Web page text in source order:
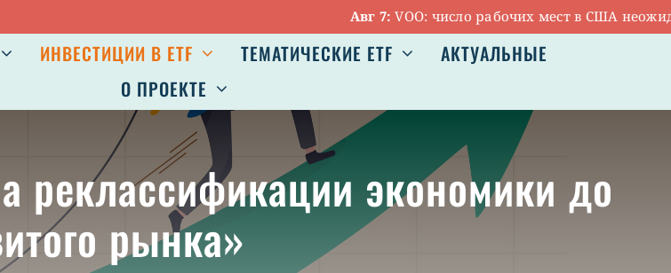
Авг 7:VOO: число рабочих мест в США неожиданно
ИНВЕСТИЦИИ В ETF ТЕМАТИЧЕСКИЕ ETF
АКТУАЛЬНЫЕ
О ПРОЕКТЕ
реклассификации экономики до
рынка»